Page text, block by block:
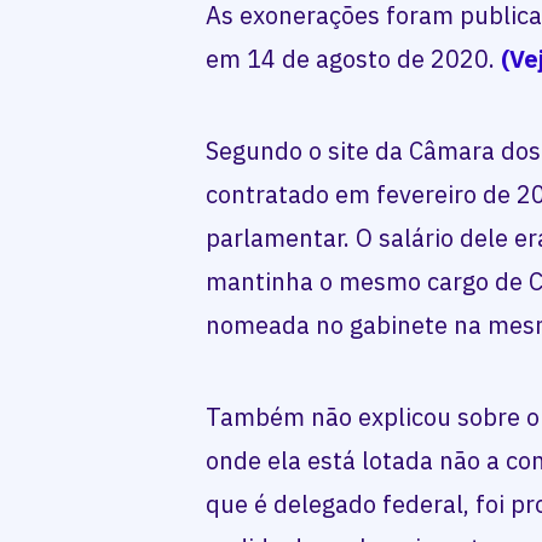
As exonerações foram
em 14 de agosto de 2020.
Segundo o site da Câmara
contratado em fevereiro de
parlamentar. O salário dele
mantinha o mesmo cargo de
nomeada no gabinete na
Também não explicou sobre
onde ela está lotada não a
que é delegado federal, foi